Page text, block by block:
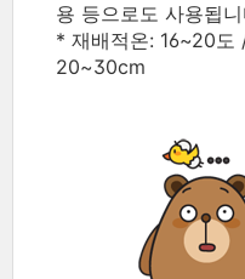
용 등으로도 사용됩
* 재배적온: 16~20
20~30cm